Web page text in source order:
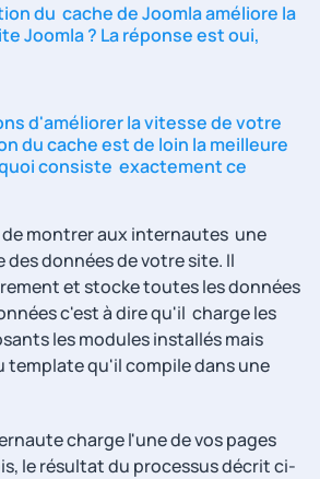
du cache de Joomla améliore la
Joomla ? La réponse est oui,
d'améliorer la vitesse de votre
du cache est de loin la meilleure
consiste exactement ce
montrer aux internautes une
données de votre site. Il
et stocke toutes les données
c'est à dire qu'il charge les
les modules installés mais
template qu'il compile dans une
charge l'une de vos pages
le résultat du processus décrit ci-